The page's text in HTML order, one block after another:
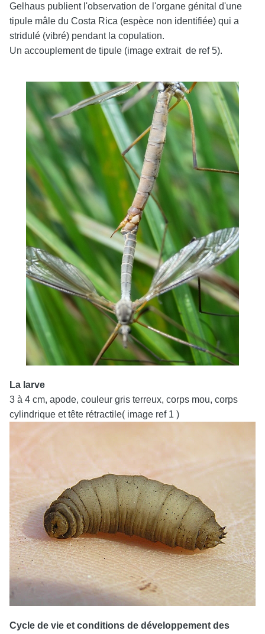
Gelhaus publient l'observation de l'organe génital d'une
tipule mâle du Costa Rica (espèce non identifiée) qui a
stridulé (vibré) pendant la copulation.
Un accouplement de tipule (image extrait de ref 5).
La larve
3 à 4 cm, apode, couleur gris terreux, corps mou, corps
cylindrique et tête rétractile( image ref 1 )
Cycle de vie et conditions de développement des